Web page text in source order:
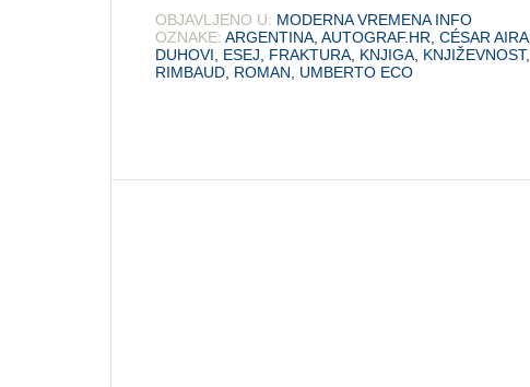
OBJAVLJENO U: MODERNA VREMENA INFO
OZNAKE: ARGENTINA AUTOGRAF.HR CÉSAR AIRA
DUHOVI
ESEJ FRAKTURA KNJIGA KNJIŽEVNOST,
RIMBAUD ROMAN UMBERTO ECO